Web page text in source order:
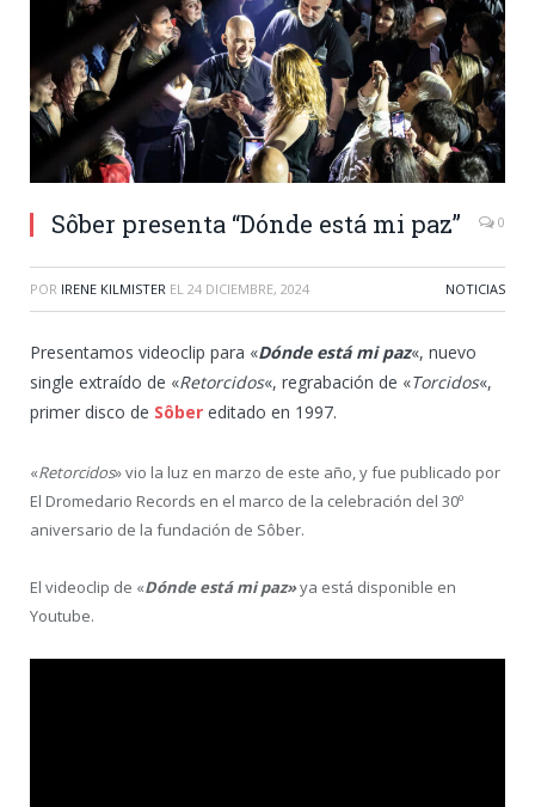
Sôber presenta “Dónde está mi paz” 0
POR IRENE KILMISTER EL 24 DICIEMBRE, 2024 NOTICIAS
Presentamos videoclip para «Dónde está mi paz«, nuevo
single extraído de «Retorcidos«, regrabación de «Torcidos«,
primer disco de Sôber editado en 1997.
«Retorcidos» vio la luz en marzo de este año, y fue publicado por
El Dromedario Records en el marco de la celebración del 30º
aniversario de la fundación de Sôber.
El videoclip de «Dónde está mi paz»ya está disponible en
Youtube.